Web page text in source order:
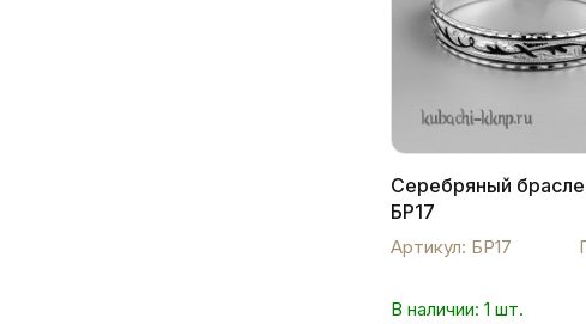
Серебряный
БР17
Артикул: БР17
В наличии: 1 шт.